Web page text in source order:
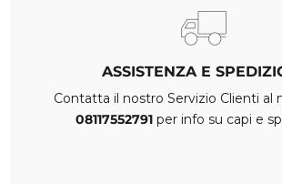
ASSISTENZA E
Contatta il nostro Servizio Clienti al
08117552791 per info su capi e